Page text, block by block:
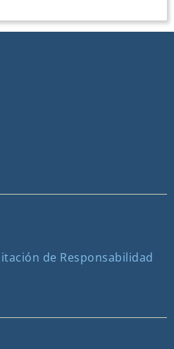
de Responsabilidad